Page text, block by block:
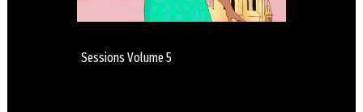
Sessions Volume 5